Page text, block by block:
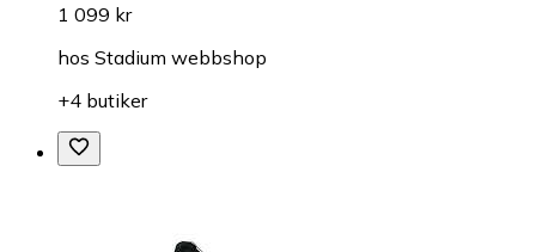
1 099 kr
hos Stadium webbshop
+4 butiker